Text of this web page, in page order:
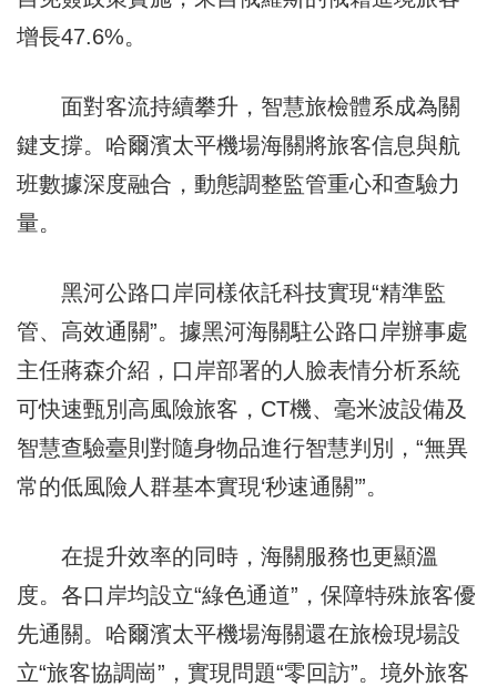
增長47.6%。
面對客流持續攀升，智慧旅檢體系成為關
鍵支撐。哈爾濱太平機場海關將旅客信息與航
班數據深度融合，動態調整監管重心和查驗力
量。
黑河公路口岸同樣依託科技實現“精準監
管、高效通關”。據黑河海關駐公路口岸辦事處
主任蔣森介紹，口岸部署的人臉表情分析系統
可快速甄別高風險旅客，CT機、毫米波設備及
智慧查驗臺則對隨身物品進行智慧判別，“無異
常的低風險人群基本實現‘秒速通關’”。
在提升效率的同時，海關服務也更顯溫
度。各口岸均設立“綠色通道”，保障特殊旅客優
先通關。哈爾濱太平機場海關還在旅檢現場設
立“旅客協調崗”，實現問題“零回訪”。境外旅客